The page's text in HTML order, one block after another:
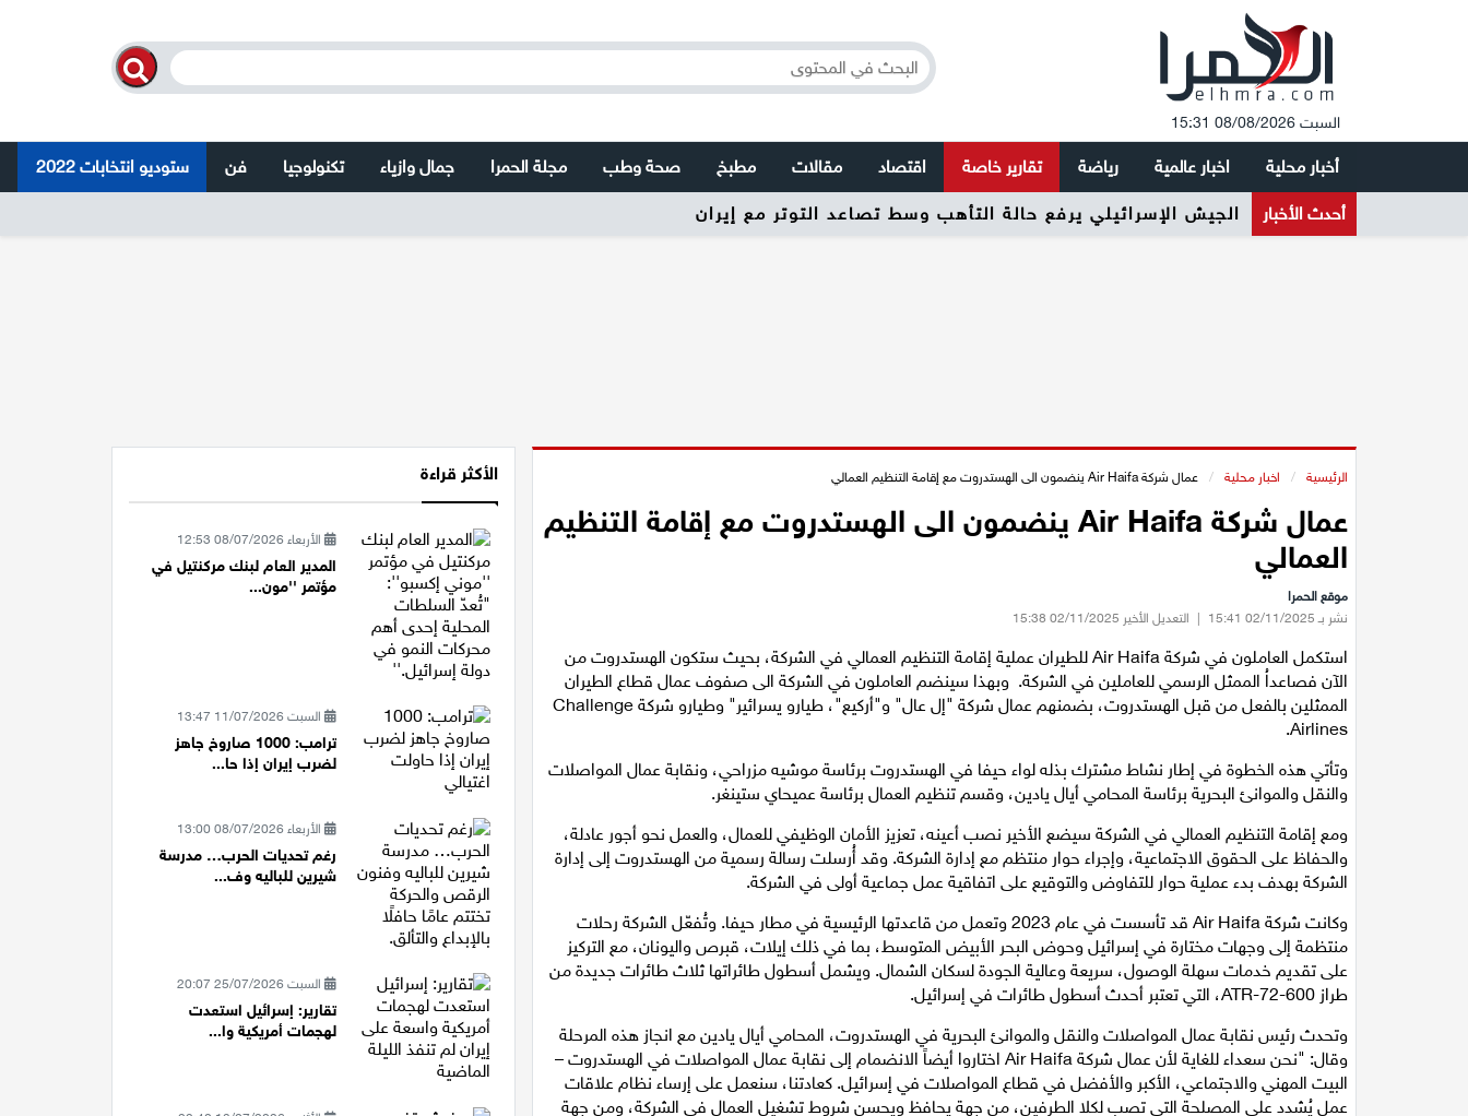
السبت 08/08/2026 15:31
أخبار محلية اخبار عالمية رياضة تقارير خاصة اقتصاد مقالات مطبخ صحة وطب مجلة الحمرا جمال وازياء تكنولوجيا فن ستوديو انتخابات 2022
أحدث الأخبار ائتلاف 2026 يطلق حملته الرسمية لرفع نسبة التصويت وتعزيز المشاركة السياسية في المجتمع العربي
الرئيسية / اخبار محلية / عمال شركة Air Haifa ينضمون الى الهستدروت مع إقامة التنظيم العمالي
عمال شركة Air Haifa ينضمون الى الهستدروت مع إقامة التنظيم
العمالي
موقع الحمرا
نشر بـ 02/11/2025 15:41
| التعديل الأخير 02/11/2025 15:38
استكمل العاملون في شركة Air Haifa للطيران عملية إقامة التنظيم العمالي في الشركة، بحيث ستكون الهستدروت من
الآن فصاعداُ الممثل الرسمي للعاملين في الشركة. وبهذا سينضم العاملون في الشركة الى صفوف عمال قطاع الطيران
الممثلين بالفعل من قبل الهستدروت، بضمنهم عمال شركة "إل عال" و"أركيع"، طيارو يسرائير" وطيارو شركة Challenge
Airlines.
وتأتي هذه الخطوة في إطار نشاط مشترك بذله لواء حيفا في الهستدروت برئاسة موشيه مزراحي، ونقابة عمال المواصلات
والنقل والموانئ البحرية برئاسة المحامي أيال يادين، وقسم تنظيم العمال برئاسة عميحاي ستينغر.
ومع إقامة التنظيم العمالي في الشركة سيضع الأخير نصب أعينه، تعزيز الأمان الوظيفي للعمال، والعمل نحو أجور عادلة،
والحفاظ على الحقوق الاجتماعية، وإجراء حوار منتظم مع إدارة الشركة. وقد أُرسلت رسالة رسمية من الهستدروت إلى إدارة
الشركة بهدف بدء عملية حوار للتفاوض والتوقيع على اتفاقية عمل جماعية أولى في الشركة.
وكانت شركة Air Haifa قد تأسست في عام 2023 وتعمل من قاعدتها الرئيسية في مطار حيفا. وتُفعّل الشركة رحلات
منتظمة إلى وجهات مختارة في إسرائيل وحوض البحر الأبيض المتوسط، بما في ذلك إيلات، قبرص واليونان، مع التركيز
على تقديم خدمات سهلة الوصول، سريعة وعالية الجودة لسكان الشمال. ويشمل أسطول طائراتها ثلاث طائرات جديدة من
طراز ATR-72-600، التي تعتبر أحدث أسطول طائرات في إسرائيل.
وتحدث رئيس نقابة عمال المواصلات والنقل والموانئ البحرية في الهستدروت، المحامي أيال يادين مع انجاز هذه المرحلة
وقال: "نحن سعداء للغاية لأن عمال شركة Air Haifa اختاروا أيضاً الانضمام إلى نقابة عمال المواصلات في الهستدروت –
البيت المهني والاجتماعي، الأكبر والأفضل في قطاع المواصلات في إسرائيل. كعادتنا، سنعمل على إرساء نظام علاقات
عمل يُشدد على المصلحة التي تصب لكلا الطرفين، من جهة يحافظ ويحسن شروط تشغيل العمال في الشركة، ومن جهة
الأكثر قراءة
الأربعاء 08/07/2026 12:53
المدير العام لبنك مركنتيل في
مؤتمر ''مون...
السبت 11/07/2026 13:47
ترامب: 1000 صاروخ جاهز
لضرب إيران إذا حا...
الأربعاء 08/07/2026 13:00
رغم تحديات الحرب… مدرسة
شيرين للباليه وف...
السبت 25/07/2026 20:07
تقارير: إسرائيل استعدت
لهجمات أمريكية وا...